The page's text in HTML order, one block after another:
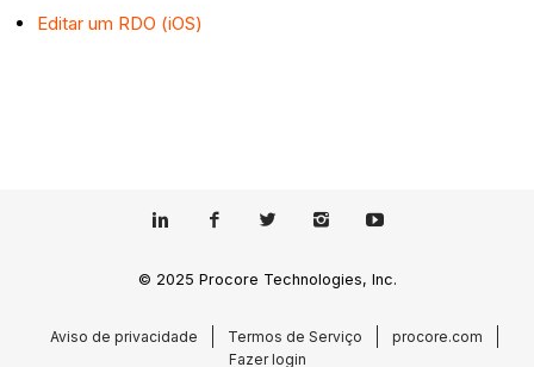
Editar um RDO (iOS)
© 2025 Procore Technologies, Inc.
Aviso de privacidade Termos de Serviço
procore.com
Fazer login